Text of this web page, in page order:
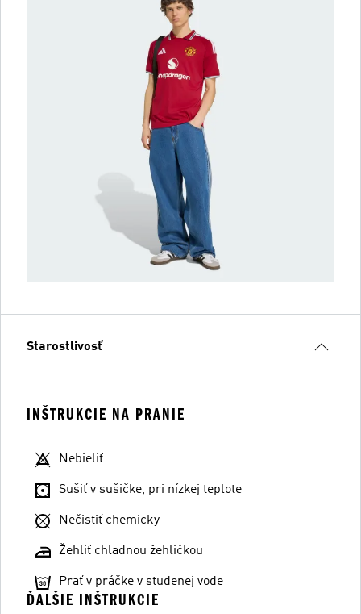
Starostlivosť
INŠTRUKCIE NA PRANIE
Nebieliť
Sušiť v sušičke, pri nízkej teplote
Nečistiť chemicky
Žehliť chladnou žehličkou
Prať v práčke v studenej vode
ĎALŠIE INŠTRUKCIE